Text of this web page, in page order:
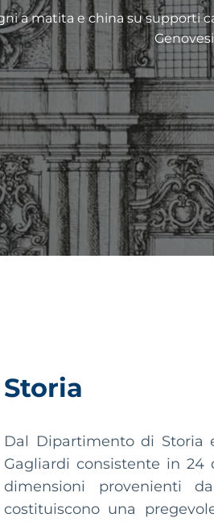
a matita e china su
Storia
Dal Dipartimento di Storia
Gagliardi consistente in
dimensioni provenienti
costituiscono una